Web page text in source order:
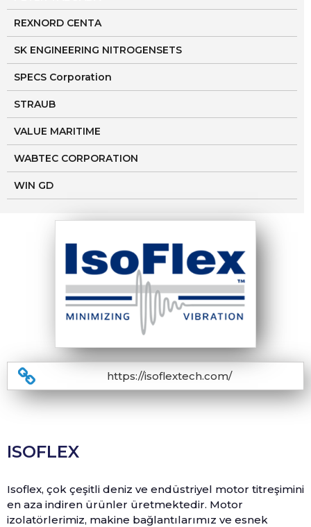
REXNORD CENTA
SK ENGINEERING NITROGENSETS
SPECS Corporation
STRAUB
VALUE MARITIME
WABTEC CORPORATION
WIN GD
https://isoflextech.com/
ISOFLEX
Isoflex, çok çeşitli deniz ve endüstriyel motor titreşimini
en aza indiren ürünler üretmektedir. Motor
izolatörlerimiz, makine bağlantılarımız ve esnek